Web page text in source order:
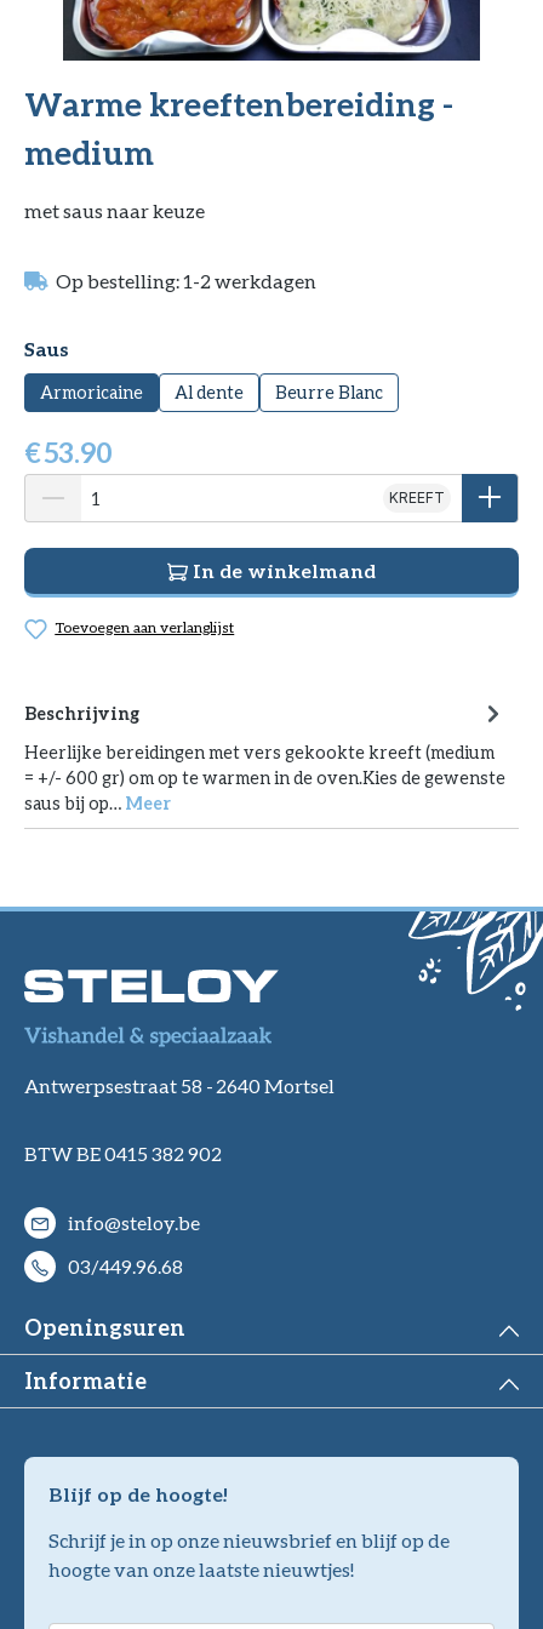
Warme kreeftenbereiding -
medium
met saus naar keuze
Op bestelling: 1-2 werkdagen
Selecteer
Saus
Armoricaine Al dente Beurre Blanc
€53.90
KREEFT
In de winkelmand
Toevoegen aan verlanglijst
Beschrijving
Heerlijke bereidingen met vers gekookte kreeft (medium
= +/- 600 gr) om op te warmen in de oven.Kies de gewenste
saus bij op… Meer
Antwerpsestraat 58 - 2640 Mortsel
BTW BE 0415 382 902
info@steloy.be
03/449.96.68
Openingsuren
Informatie
Blijf op de hoogte!
Schrijf je in op onze nieuwsbrief en blijf op de
hoogte van onze laatste nieuwtjes!